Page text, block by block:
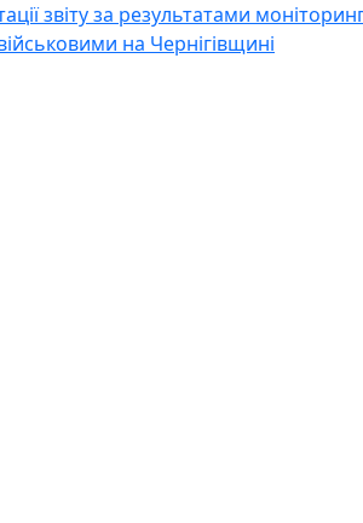
звіту за результатами
на Чернігівщині
- запрошуємо долучитися до
діяльності в рамках проєкту!